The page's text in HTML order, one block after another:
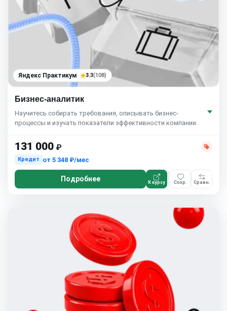
Яндекс Практикум 3.3(108)
Бизнес-аналитик
Научитесь собирать требования, описывать бизнес-
процессы и изучать показатели эффективности компании.
131 000 ₽
Кредит от 5 348 ₽/мес
Подробнее К курсу Сохр. Сравн.